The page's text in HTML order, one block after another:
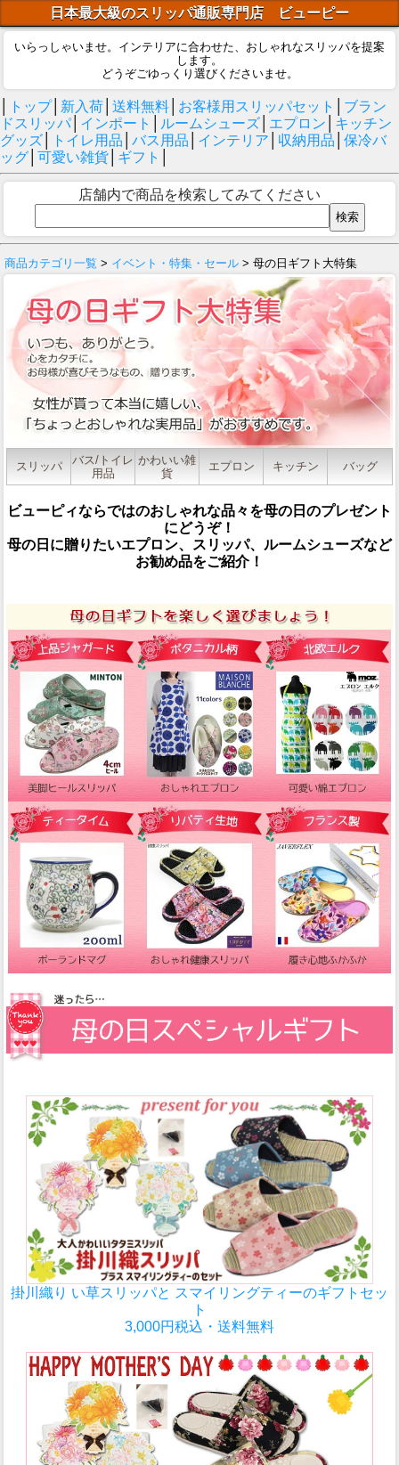
日本最大級のスリッパ通販専門店 ビューピー
いらっしゃいませ。インテリアに合わせた、おしゃれなスリッパを提案
します。
どうぞごゆっくり選びくださいませ。
トップ│ 新入荷 送料無料 お客様用スリッパセット
ブラン
ドスリッパ│ インポート ルームシューズ エプロン
キッチン
グッズ
トイレ用品 バス用品 インテリア 収納用品
保冷バ
ッグ 可愛い雑貨 ギフト
店舗内で商品を検索してみてください
商品カテゴリ一覧 > イベント・特集・セール > 母の日ギフト大特集
スリッパ
バス/トイレ
用品
かわいい雑
貨
エプロン キッチン バッグ
ビューピィならではのおしゃれな品々を母の日のプレゼント
にどうぞ！
母の日に贈りたいエプロン、スリッパ、ルームシューズなど
お勧め品をご紹介！
掛川織り い草スリッパと スマイリングティーのギフトセッ
ト
3,000円税込・送料無料